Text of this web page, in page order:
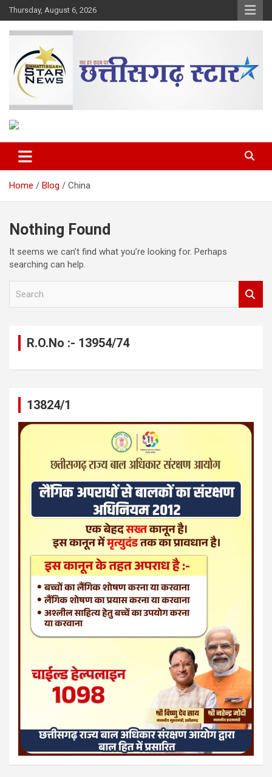
Skip
to
content
Thursday, August 6, 2026
Chhattisgarh Star
Home Blog China
Nothing Found
It seems we can’t find what you’re looking for. Perhaps
searching can help.
R.O.No :- 13954/74
13824/1